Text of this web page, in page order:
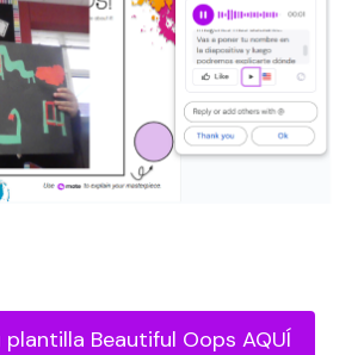
Beautiful Oops AQUÍ